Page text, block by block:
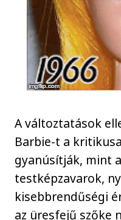
A változtatások
Barbie-t a
gyanúsítják, mint
testképzavarok,
kisebbrendűségi
az üresfejű szőke